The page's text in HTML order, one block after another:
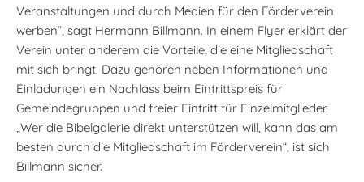
Veranstaltungen und durch Medien für den Förderverein
werben“, sagt Hermann Billmann. In einem Flyer erklärt der
Verein unter anderem die Vorteile, die eine Mitgliedschaft
mit sich bringt. Dazu gehören neben Informationen und
Einladungen ein Nachlass beim Eintrittspreis für
Gemeindegruppen und freier Eintritt für Einzelmitglieder.
„Wer die Bibelgalerie direkt unterstützen will, kann das am
besten durch die Mitgliedschaft im Förderverein“, ist sich
Billmann sicher.